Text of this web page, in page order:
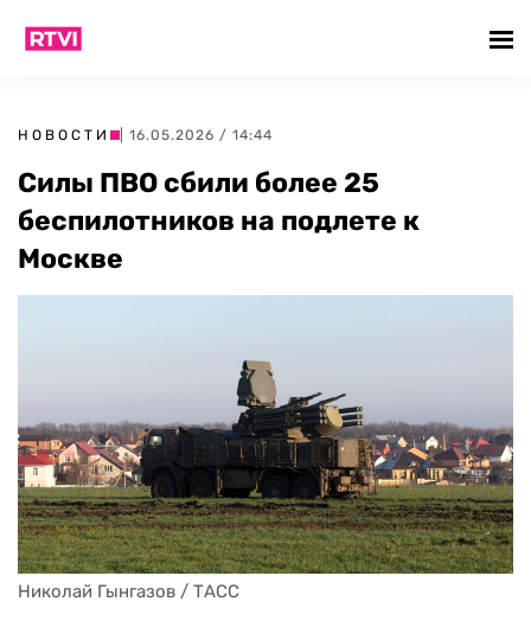
НОВОСТИ | 16.05.2026 / 14:44
Силы ПВО сбили более 25
беспилотников на подлете к
Москве
Николай Гынгазов / ТАСС